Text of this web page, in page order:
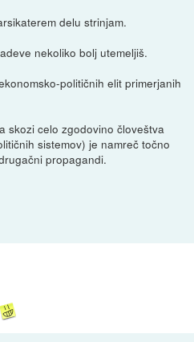
delu strinjam.
nekoliko bolj utemeljiš.
političnih elit primerjanih
skozi celo zgodovino človeštva
sistemov) je namreč točno
propagandi.